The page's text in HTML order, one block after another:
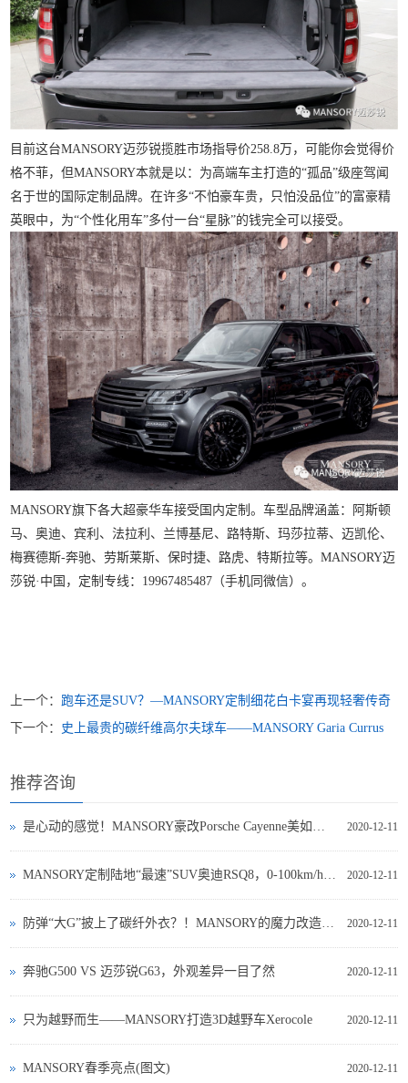
目前这台MANSORY迈莎锐揽胜市场指导价258.8万，可能你会觉得价
格不菲，但MANSORY本就是以：为高端车主打造的“孤品”级座驾闻
名于世的国际定制品牌。在许多“不怕豪车贵，只怕没品位”的富豪精
英眼中，为“个性化用车”多付一台“星脉”的钱完全可以接受。
MANSORY旗下各大超豪华车接受国内定制。车型品牌涵盖：阿斯顿
马、奥迪、宾利、法拉利、兰博基尼、路特斯、玛莎拉蒂、迈凯伦、
梅赛德斯-奔驰、劳斯莱斯、保时捷、路虎、特斯拉等。MANSORY迈
莎锐·中国，定制专线：19967485487（手机同微信）。
上一个： 跑车还是SUV？—MANSORY定制细花白卡宴再现轻奢传奇
下一个： 史上最贵的碳纤维高尔夫球车——MANSORY Garia Currus
推荐咨询
2020-12-11
2020-12-11
2020-12-11
2020-12-11
奔驰G500 VS 迈莎锐G63，外观差异一目了然
2020-12-11
只为越野而生——MANSORY打造3D越野车Xerocole
2020-12-11
MANSORY春季亮点(图文)